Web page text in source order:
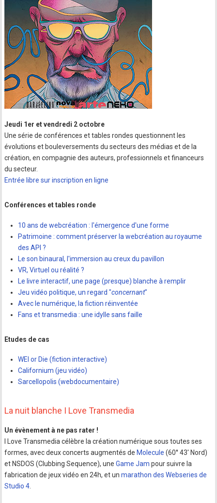
Jeudi 1er et vendredi 2 octobre
Une série de conférences et tables rondes questionnent les
évolutions et bouleversements du secteurs des médias et de la
création, en compagnie des auteurs, professionnels et financeurs
du secteur.
Entrée libre sur inscription en ligne
Conférences et tables ronde
10 ans de webcréation : l'émergence d'une forme
Patrimoine : comment préserver la webcréation au royaume
des API ?
Le son binaural, l'immersion au creux du pavillon
VR, Virtuel ou réalité ?
Le livre interactif, une page (presque) blanche à remplir
Jeu vidéo politique, un regard "concernant"
Avec le numérique, la fiction réinventée
Fans et transmedia : une idylle sans faille
Etudes de cas
WEI or Die (fiction interactive)
Californium (jeu vidéo)
Sarcellopolis (webdocumentaire)
La nuit blanche I Love Transmedia
Un évènement à ne pas rater !
I Love Transmedia célèbre la création numérique sous toutes ses
formes, avec deux concerts augmentés de Molecule (60° 43' Nord)
et NSDOS (Clubbing Sequence), uneGame Jam pour suivre la
fabrication de jeux vidéo en 24h, et unmarathon des Webseries de
Studio 4.